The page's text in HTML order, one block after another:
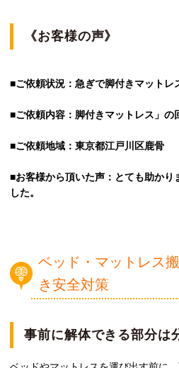
《お客様の声》
■ご依頼状況：急ぎで脚付きマットレ
■ご依頼内容：脚付きマットレス」の
■ご依頼地域：東京都江戸川区鹿骨
■お客様から頂いた声：とても助かり
した。
ベッド・マットレス
き安全対策
事前に解体できる部分は